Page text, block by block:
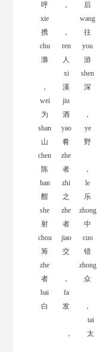
呼
，
后
xie
携
，
wang
往
chu
滁
ren
人
you
游
，
xi
溪
shen
深
wei
为
jiu
酒
，
shan
山
yao
肴
ye
野
chen
陈
zhe
者
，
han
酣
zhi
之
le
乐
she
射
zhe
者
zhong
中
chou
筹
jiao
交
cuo
错
zhe
者
，
zhong
众
bai
白
fa
发
，
，
tai
太